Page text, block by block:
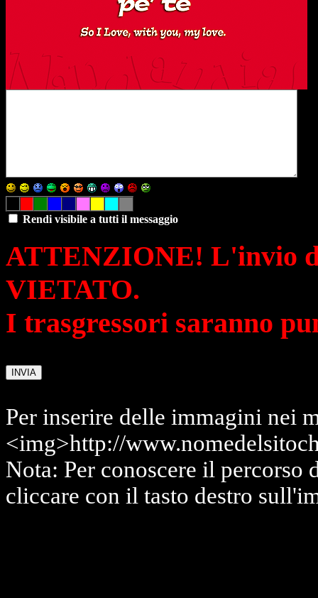
Rendi visibile a tutti il messaggio
ATTENZIONE! L'invio
VIETATO.
I trasgressori saranno
Per inserire delle immagini nei
<img>http://
Nota: Per conoscere il percorso
cliccare con il tasto destro